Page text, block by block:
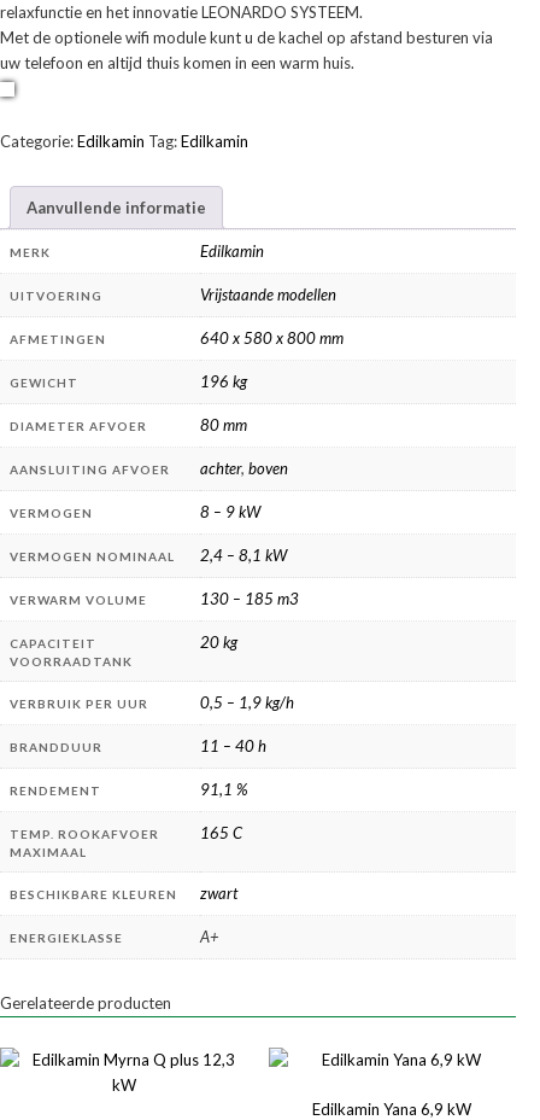
relaxfunctie en het innovatie LEONARDO SYSTEEM.
Met de optionele wifi module kunt u de kachel op afstand besturen via
uw telefoon en altijd thuis komen in een warm huis.
Categorie:Edilkamin Tag:Edilkamin
Aanvullende informatie
MERK Edilkamin
UITVOERING Vrijstaande modellen
AFMETINGEN 640 x 580 x 800 mm
GEWICHT 196 kg
DIAMETER AFVOER 80 mm
AANSLUITING AFVOER achter, boven
VERMOGEN 8 – 9 kW
VERMOGEN NOMINAAL 2,4 – 8,1 kW
VERWARM VOLUME 130 – 185 m3
CAPACITEIT
VOORRAADTANK
20 kg
VERBRUIK PER UUR 0,5 – 1,9 kg/h
BRANDDUUR 11 – 40 h
RENDEMENT 91,1 %
TEMP. ROOKAFVOER
MAXIMAAL
165 C
BESCHIKBARE KLEUREN zwart
ENERGIEKLASSE A+
Gerelateerde producten
Edilkamin Yana 6,9 kW